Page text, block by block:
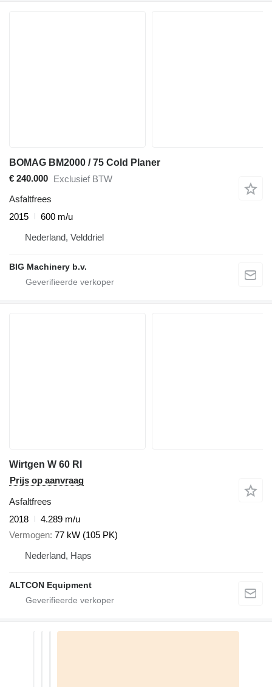
BOMAG BM2000 / 75 Cold Planer
€ 240.000 Exclusief BTW
Asfaltfrees
2015
600 m/u
Nederland, Velddriel
BIG Machinery b.v.
Wirtgen W 60 RI
Prijs op aanvraag
Asfaltfrees
2018
4.289 m/u
Vermogen 77 kW (105 PK)
Nederland, Haps
ALTCON Equipment